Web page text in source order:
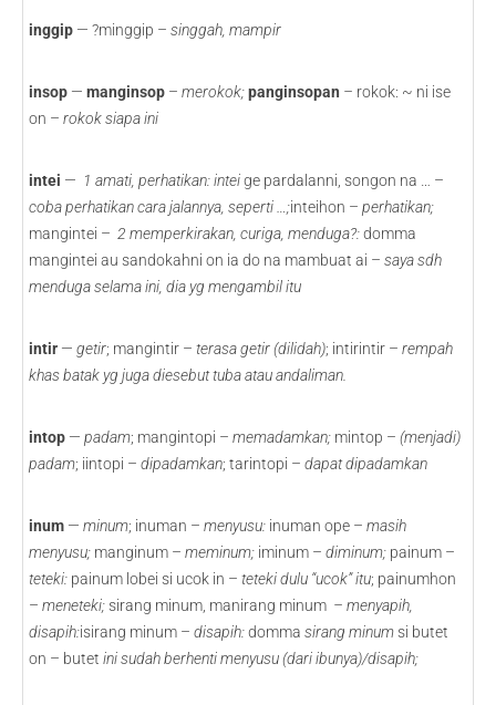
inggip — ?minggip – singgah, mampir
insop — manginsop – merokok;panginsopan – rokok: ~ ni ise
on – rokok siapa ini
intei — 1 amati, perhatikan: inteige pardalanni, songon na … –
coba perhatikan cara jalannya, seperti …;inteihon – perhatikan;
mangintei – 2 memperkirakan, curiga, menduga?:domma
mangintei au sandokahni on ia do na mambuat ai – saya sdh
menduga selama ini, dia yg mengambil itu
intir — getir; mangintir – terasa getir (dilidah); intirintir – rempah
khas batak yg juga diesebut tuba atau andaliman.
intop — padam; mangintopi – memadamkan; mintop – (menjadi)
padam; iintopi – dipadamkan; tarintopi – dapat dipadamkan
inum — minum; inuman – menyusu: inuman ope – masih
menyusu; manginum – meminum; iminum – diminum; painum –
teteki: painum lobei si ucok in – teteki dulu “ucok” itu; painumhon
– meneteki;sirang minum, manirang minum – menyapih,
disapih:isirang minum – disapih:domma sirang minumsi butet
on – butet ini sudah berhenti menyusu (dari ibunya)/disapih;